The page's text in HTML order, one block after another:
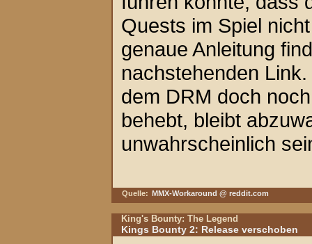
Quests im Spiel
genaue Anleitung
nachstehenden
dem DRM doch
behebt, bleibt
unwahrscheinlich
Quelle: MMX-Workaround @ reddit.com
King's Bounty: The Legend
Kings Bounty 2: Release verschoben